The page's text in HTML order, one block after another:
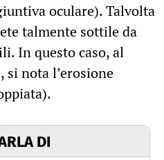
oculare). Talvolta
talmente sottile da
In questo caso, al
nota l’erosione
DI